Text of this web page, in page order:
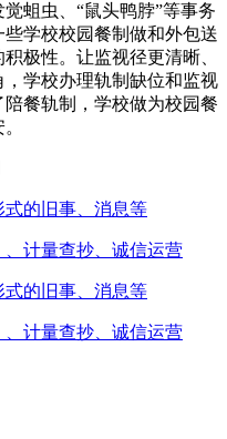
蛆虫、“鼠头鸭脖”等事务
学校校园餐制做和外包送
极性。让监视径更清晰、
学校办理轨制缺位和监视
餐轨制，学校做为校园餐
的旧事、消息等
计量查抄、诚信运营
的旧事、消息等
计量查抄、诚信运营